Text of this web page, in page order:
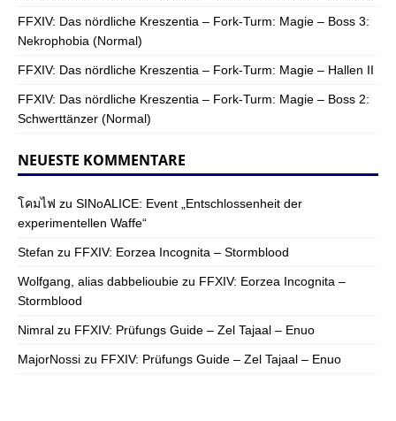
FFXIV: Das nördliche Kreszentia – Fork-Turm: Magie – Boss 3:
Nekrophobia (Normal)
FFXIV: Das nördliche Kreszentia – Fork-Turm: Magie – Hallen II
FFXIV: Das nördliche Kreszentia – Fork-Turm: Magie – Boss 2:
Schwerttänzer (Normal)
NEUESTE KOMMENTARE
โคมไฟ zu SINoALICE: Event „Entschlossenheit der
experimentellen Waffe“
Stefan zu FFXIV: Eorzea Incognita – Stormblood
Wolfgang, alias dabbelioubie zu FFXIV: Eorzea Incognita –
Stormblood
Nimral zu FFXIV: Prüfungs Guide – Zel Tajaal – Enuo
MajorNossi zu FFXIV: Prüfungs Guide – Zel Tajaal – Enuo